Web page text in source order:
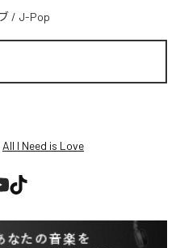
/ J-Pop
All I Need is Love